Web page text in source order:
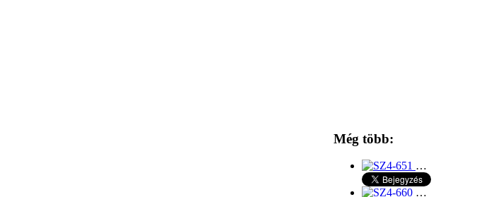
Még több:
…
…